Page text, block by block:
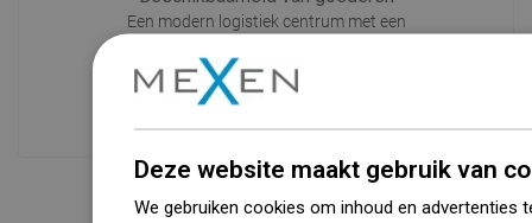
Een modern logistiek centrum met een
dan 68.000 palletplaatsen biedt meer
dan 1500.000 beschikbare producten!
Deze website maakt gebruik van
We gebruiken cookies om inhoud en advertenties